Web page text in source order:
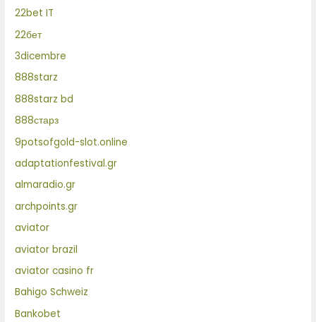
22bet IT
22бет
3dicembre
888starz
888starz bd
888старз
9potsofgold-slot.online
adaptationfestival.gr
almaradio.gr
archpoints.gr
aviator
aviator brazil
aviator casino fr
Bahigo Schweiz
Bankobet